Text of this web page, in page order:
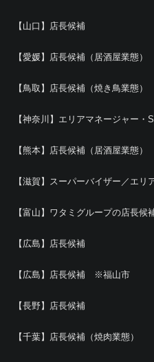
【山口】店長候補
【愛媛】店長候補（居酒屋業態）
【鳥取】店長候補（焼き鳥業態）
【神奈川】エリアマネージャー
【熊本】店長候補（居酒屋業態）
【滋賀】スーパーバイザー／エリ
【富山】ワタミグループの店長候
【広島】店長候補
【広島】店長候補 ※福山市
【長野】店長候補
【千葉】店長候補（焼肉業態）